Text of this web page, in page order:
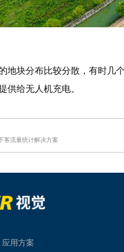
地块分布比较分散，有时几
供给无人机充电。
客流量统计解决方案
应用方案